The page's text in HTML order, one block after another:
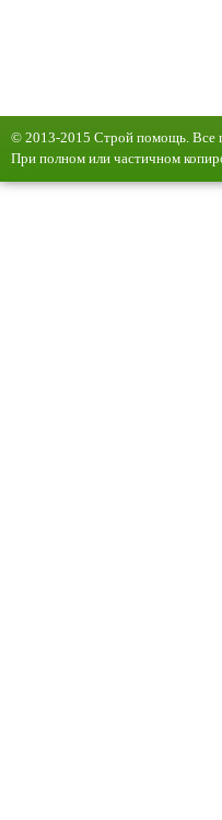
© 2013-2015 Строй помощь. Все
При полном или частичном